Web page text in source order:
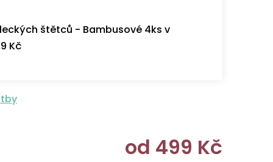
štětců - Bambusové 4ks v
Kč
od 499 Kč